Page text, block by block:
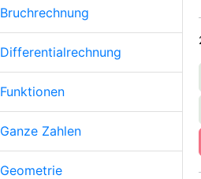
Bruchrechnung
Differentialrechnung
Funktionen
Ganze Zahlen
Geometrie